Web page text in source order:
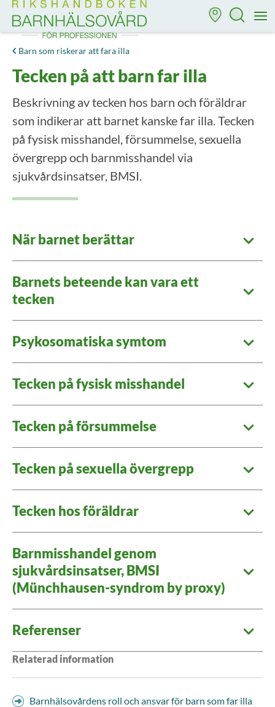
Till startsidan för Rikshandboken i barnhälsovård
Barn som riskerar att fara illa
Tecken på att barn far illa
Beskrivning av tecken hos barn och föräldrar
som indikerar att barnet kanske far illa. Tecken
på fysisk misshandel, försummelse, sexuella
övergrepp och barnmisshandel via
sjukvårdsinsatser, BMSI.
När barnet berättar
Barnets beteende kan vara ett
tecken
Psykosomatiska symtom
Tecken på fysisk misshandel
Tecken på försummelse
Tecken på sexuella övergrepp
Tecken hos föräldrar
Barnmisshandel genom
sjukvårdsinsatser, BMSI
(Münchhausen-syndrom by proxy)
Referenser
Relaterad information
Barnhälsovårdens roll och ansvar för barn som far illa